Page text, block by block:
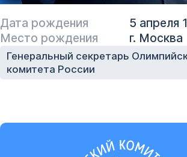
Дата рождения
5 апреля
Место рождения
г. Москва
Генеральный секретарь
комитета России